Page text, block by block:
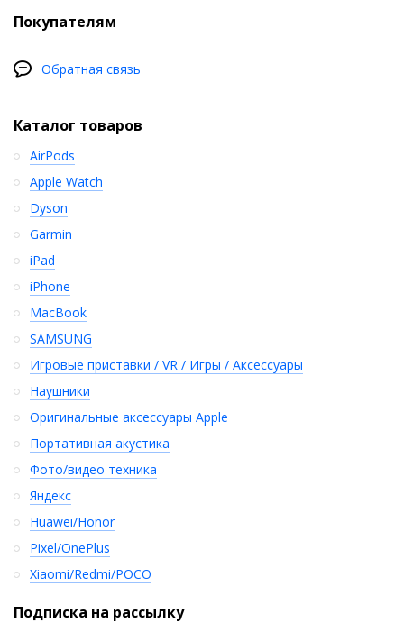
Покупателям
Обратная связь
Каталог товаров
AirPods
Apple Watch
Dyson
Garmin
iPad
iPhone
MacBook
SAMSUNG
Игровые приставки / VR / Игры / Аксессуары
Наушники
Оригинальные аксессуары Apple
Портативная акустика
Фото/видео техника
Яндекс
Huawei/Honor
Pixel/OnePlus
Xiaomi/Redmi/POCO
Подписка на рассылку